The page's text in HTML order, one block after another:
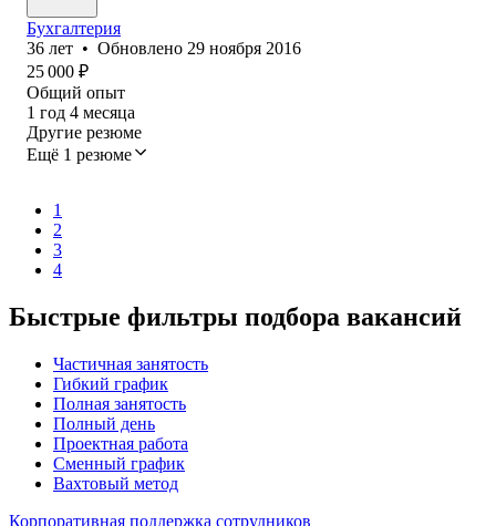
Бухгалтерия
36 лет • Обновлено 29 ноября 2016
25 000 ₽
Общий опыт
1 год 4 месяца
Другие резюме
Ещё 1 резюме
1
2
3
4
Быстрые фильтры подбора вакансий
Частичная занятость
Гибкий график
Полная занятость
Полный день
Проектная работа
Сменный график
Вахтовый метод
Корпоративная поддержка сотрудников